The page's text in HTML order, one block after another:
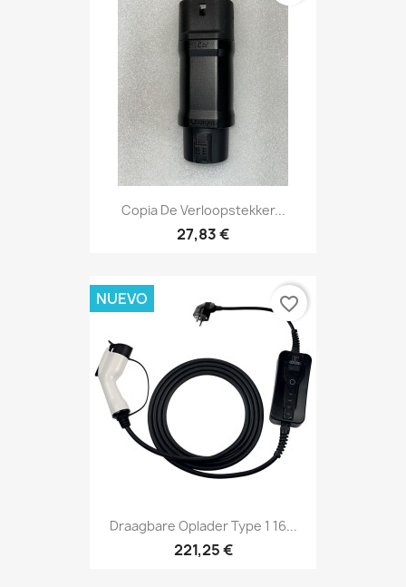
Copia De Verloopstekker...
27,83 €
Draagbare Oplader Type 1 16...
221,25 €
NUEVO favorite_border